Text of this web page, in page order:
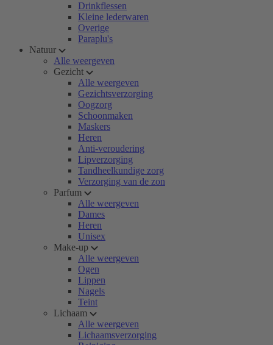
Drinkflessen
Kleine lederwaren
Overige
Paraplu's
Natuur
Alle weergeven
Gezicht
Alle weergeven
Gezichtsverzorging
Oogzorg
Schoonmaken
Maskers
Heren
Anti-veroudering
Lipverzorging
Tandheelkundige zorg
Verzorging van de zon
Parfum
Alle weergeven
Dames
Heren
Unisex
Make-up
Alle weergeven
Ogen
Lippen
Nagels
Teint
Lichaam
Alle weergeven
Lichaamsverzorging